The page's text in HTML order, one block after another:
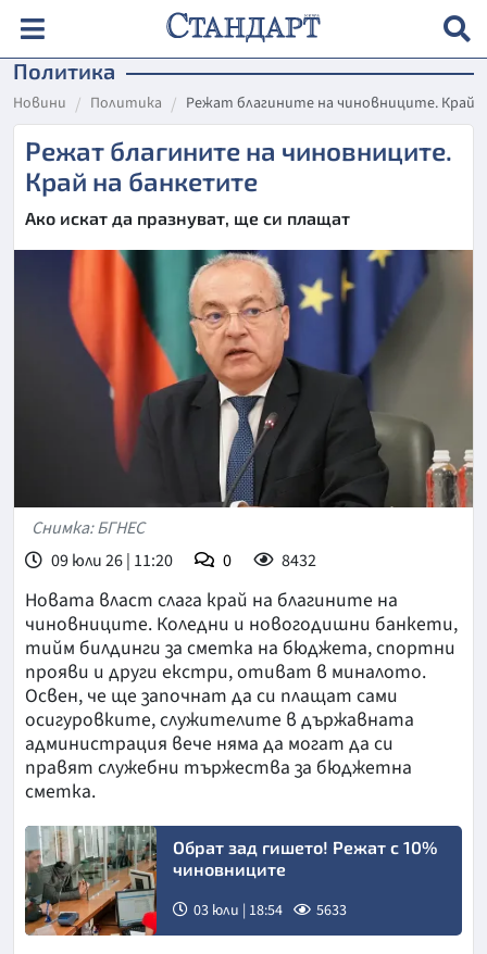
Политика
Новини Политика Режат благините на чиновниците. Край
Режат благините на чиновниците.
Край на банкетите
Ако искат да празнуват, ще си плащат
Снимка: БГНЕС
09 юли 26 | 11:20
0 8432
Новата власт слага край на благините на
чиновниците. Коледни и новогодишни банкети,
тийм билдинги за сметка на бюджета, спортни
прояви и други екстри, отиват в миналото.
Освен, че ще започнат да си плащат сами
осигуровките, служителите в държавната
администрация вече няма да могат да си
правят служебни тържества за бюджетна
сметка.
Обрат зад гишето! Режат с 10%
чиновниците
03 юли | 18:54 5633